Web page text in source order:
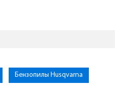
Бензопилы Husqvarna